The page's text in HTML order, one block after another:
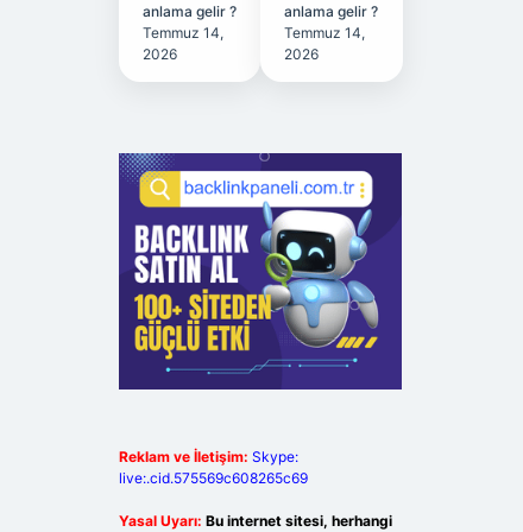
anlama gelir ?
Temmuz 14,
2026
anlama gelir ?
Temmuz 14,
2026
Reklam ve İletişim: Skype:
live:.cid.575569c608265c69
Yasal Uyarı: Bu internet sitesi, herhangi